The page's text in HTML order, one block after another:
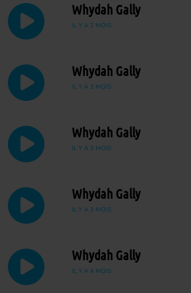
Whydah Gally
IL Y A 2 MOIS
Whydah Gally
IL Y A 3 MOIS
Whydah Gally
IL Y A 3 MOIS
Whydah Gally
IL Y A 3 MOIS
Whydah Gally
IL Y A 4 MOIS